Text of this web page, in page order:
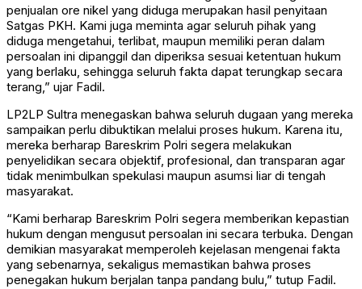
penjualan ore nikel yang diduga merupakan hasil penyitaan
Satgas PKH. Kami juga meminta agar seluruh pihak yang
diduga mengetahui, terlibat, maupun memiliki peran dalam
persoalan ini dipanggil dan diperiksa sesuai ketentuan hukum
yang berlaku, sehingga seluruh fakta dapat terungkap secara
terang,” ujar Fadil.
LP2LP Sultra menegaskan bahwa seluruh dugaan yang mereka
sampaikan perlu dibuktikan melalui proses hukum. Karena itu,
mereka berharap Bareskrim Polri segera melakukan
penyelidikan secara objektif, profesional, dan transparan agar
tidak menimbulkan spekulasi maupun asumsi liar di tengah
masyarakat.
“Kami berharap Bareskrim Polri segera memberikan kepastian
hukum dengan mengusut persoalan ini secara terbuka. Dengan
demikian masyarakat memperoleh kejelasan mengenai fakta
yang sebenarnya, sekaligus memastikan bahwa proses
penegakan hukum berjalan tanpa pandang bulu,” tutup Fadil.